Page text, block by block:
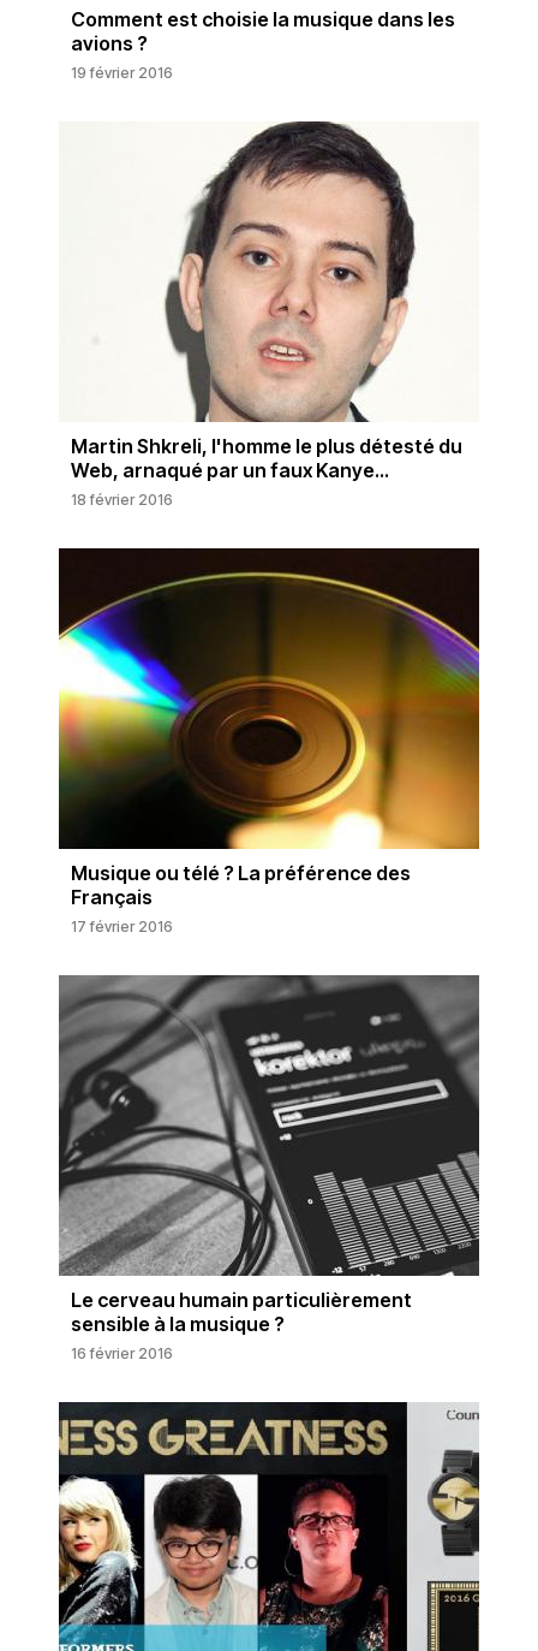
Comment est choisie la musique dans les
avions ?
19 février 2016
Martin Shkreli, l'homme le plus détesté du
Web, arnaqué par un faux Kanye...
18 février 2016
Musique ou télé ? La préférence des
Français
17 février 2016
Le cerveau humain particulièrement
sensible à la musique ?
16 février 2016